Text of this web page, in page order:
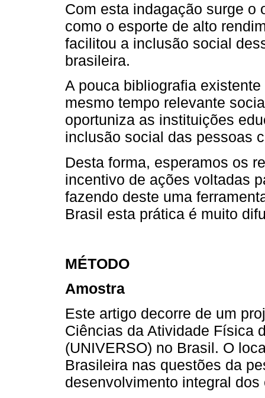
Com esta indagação surge o
como o esporte de alto
facilitou a inclusão social
brasileira.
A pouca bibliografia
mesmo tempo relevante
oportuniza as instituições
inclusão social das pessoas
Desta forma, esperamos os
incentivo de ações voltadas
fazendo deste uma
Brasil esta prática é muito
MÉTODO
Amostra
Este artigo decorre de um
Ciências da Atividade Física
(UNIVERSO) no Brasil. O
Brasileira nas questões da
desenvolvimento integral